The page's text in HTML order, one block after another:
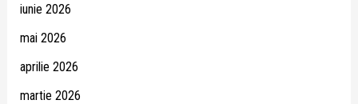
iunie 2026
mai 2026
aprilie 2026
martie 2026